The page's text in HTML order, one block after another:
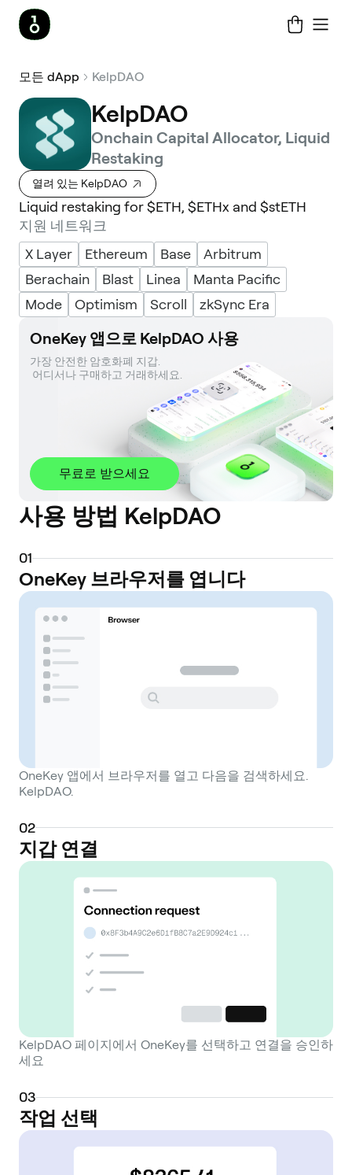
모든 dApp KelpDAO
KelpDAO
Onchain Capital Allocator, Liquid
Restaking
열려 있는 KelpDAO
Liquid restaking for $ETH, $ETHx and $stETH
지원 네트워크
X Layer
Ethereum Base
Arbitrum
Berachain
Blast Linea
Manta Pacific
Mode
Optimism Scroll zkSync Era
OneKey 앱으로 KelpDAO 사용
가장 안전한 암호화폐 지갑.
어디서나 구매하고 거래하세요.
무료로 받으세요
사용 방법 KelpDAO
01
OneKey 브라우저를 엽니다
OneKey 앱에서 브라우저를 열고 다음을 검색하세요.
KelpDAO.
02
지갑 연결
KelpDAO 페이지에서 OneKey를 선택하고 연결을 승인하
세요
03
작업 선택